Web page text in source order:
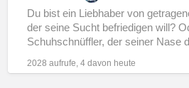
Du bist ein Liebhaber von
der seine Sucht befriedigen will?
Schuhschnüffler, der seiner Nase
2028 aufrufe, 4 davon heute